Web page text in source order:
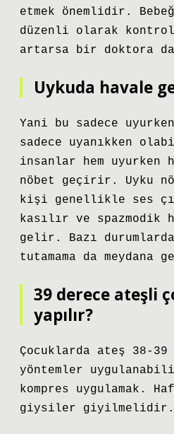
etmek önemlidir.
düzenli olarak
artarsa ​​bir doktora
Uykuda havale
Yani bu sadece
sadece uyanıkken
insanlar hem uyurken
nöbet geçirir. Uyku
kişi genellikle ses
kasılır ve spazmodik
gelir. Bazı
tutamama da meydana
39 derece ateşli
yapılır?
Çocuklarda ateş 38-
yöntemler
kompres uygulamak.
giysiler giyilmelidir.